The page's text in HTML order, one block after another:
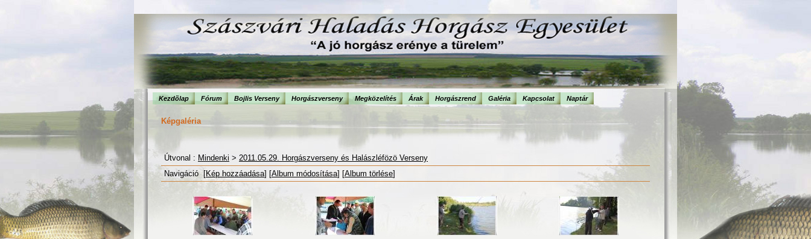
Kezdõlap Fórum Bojlis Verseny Horgászverseny Megközelítés Árak Horgászrend Galéria Kapcsolat Naptár
Képgaléria
Útvonal : Mindenki > 2011.05.29. Horgászverseny és Halászléfözö Verseny
Navigáció [Kép hozzáadása] [Album módosítása] [Album törlése]